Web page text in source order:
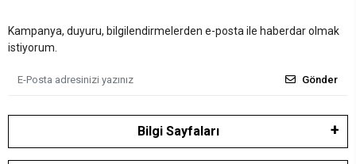
Kampanya, duyuru, bilgilendirmelerden e-posta ile haberdar olmak
istiyorum.
Gönder
Bilgi Sayfaları